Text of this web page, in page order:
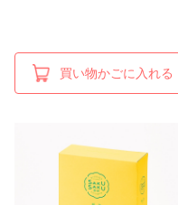
買い物かごに入れる